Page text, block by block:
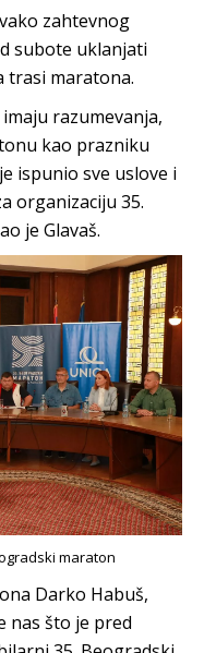
zahtevnog
subote uklanjati
trasi maratona.
razumevanja,
kao prazniku
ispunio sve uslove i
organizaciju 35.
je Glavaš.
maraton
Darko Habuš,
nas što je pred